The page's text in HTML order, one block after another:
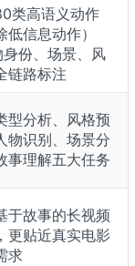
类高语义动作
低信息动作）
份、场景、风
链路标注
型分析、风格预
物识别、场景分
事理解五大任务
于故事的长视频
更贴近真实电影
求